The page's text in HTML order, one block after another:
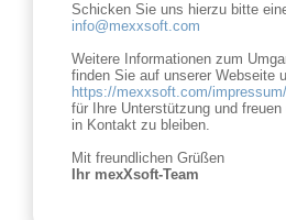
Schicken Sie uns hierzu bitte
info@mexxsoft.com
Weitere Informationen zum
finden Sie auf unserer Webseite
https://mexxsoft.com/impressum/
für Ihre Unterstützung und
in Kontakt zu bleiben.
Mit freundlichen Grüßen
Ihr mexXsoft-Team